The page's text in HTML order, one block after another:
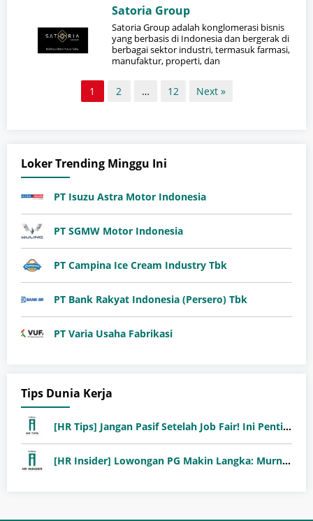
Satoria Group
Satoria Group adalah konglomerasi bisnis
yang berbasis di Indonesia dan bergerak di
berbagai sektor industri, termasuk farmasi,
manufaktur, properti, dan
1 2 … 12 Next »
Loker Trending Minggu Ini
PT Isuzu Astra Motor Indonesia
PT SGMW Motor Indonesia
PT Campina Ice Cream Industry Tbk
PT Bank Rakyat Indonesia (Persero) Tbk
PT Varia Usaha Fabrikasi
Tips Dunia Kerja
[HR Tips] Jangan Pasif Setelah Job Fair! Ini Pentingnya Follow-Up Setelah Job Fair
[HR Insider] Lowongan PG Makin Langka: Murni Seleksi atau Jalur Orang Dalam?